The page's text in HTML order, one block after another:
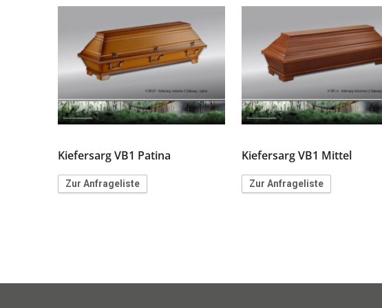
Kiefersarg VB1 Patina
Zur Anfrageliste
Kiefersarg VB1 Mittel
Zur Anfrageliste